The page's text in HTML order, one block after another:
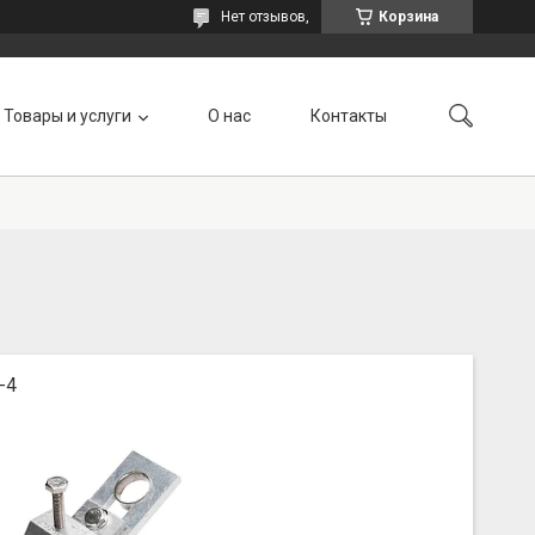
Корзина
Нет отзывов,
Товары и услуги О нас Контакты
4